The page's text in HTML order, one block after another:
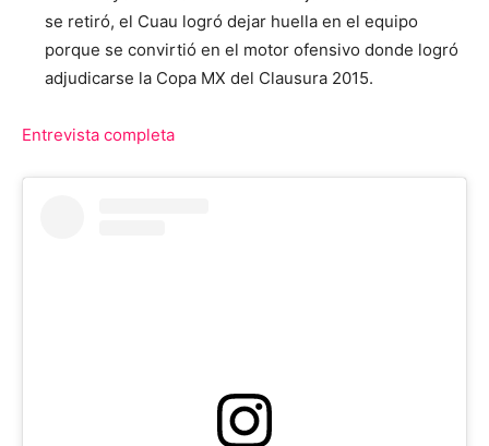
se retiró, el Cuau logró dejar huella en el equipo
porque se convirtió en el motor ofensivo donde logró
adjudicarse la Copa MX del Clausura 2015.
Entrevista completa